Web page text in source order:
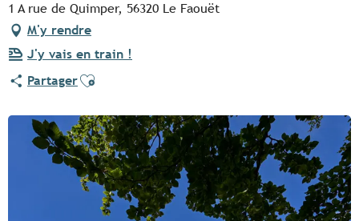
1 A rue de Quimper, 56320 Le Faouët
M'y rendre
J'y vais en train !
PartagerAjouter aux favoris